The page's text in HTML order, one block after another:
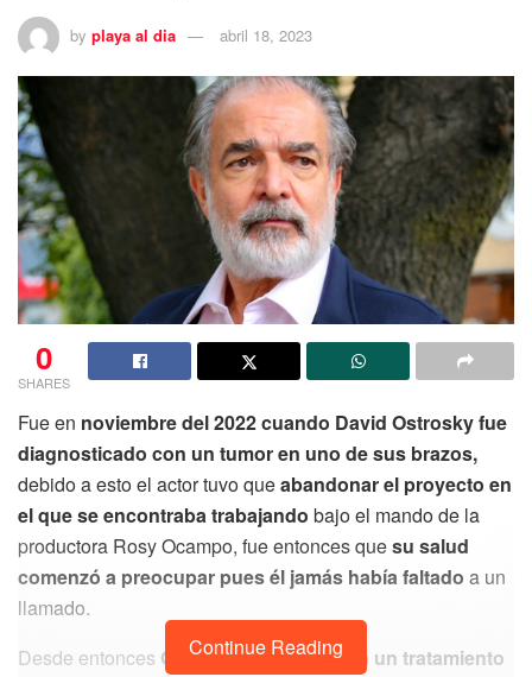
by playa al dia abril 18, 2023
0
SHARES
Fue en noviembre del 2022 cuando David Ostrosky fue
diagnosticado con un tumor en uno de sus brazos,
debido a esto el actor tuvo queabandonar el proyecto en
el que se encontraba trabajando bajo el mando de la
productora Rosy Ocampo, fue entonces quesu salud
comenzó a preocupar pues él jamás había faltado a un
llamado.
Desde entonces Ostrosky comenzó con un tratamiento
Continue Reading